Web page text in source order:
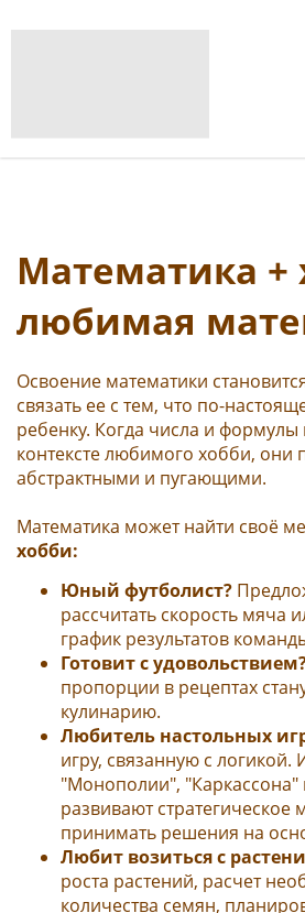
Математика +
любимая
Освоение математики
связать ее с тем, что по-
ребенку. Когда числа и формулы
контексте любимого хобби, они
абстрактными и пугающими.
Математика может найти своё
хобби:
Юный футболист?
рассчитать скорость мяча
график результатов
Готовит с
пропорции в рецептах
кулинарию.
Любитель настольных
игру, связанную с логикой.
"Монополии",
развивают
принимать решения на
Любит возиться с
роста растений, расчет
количества семян,